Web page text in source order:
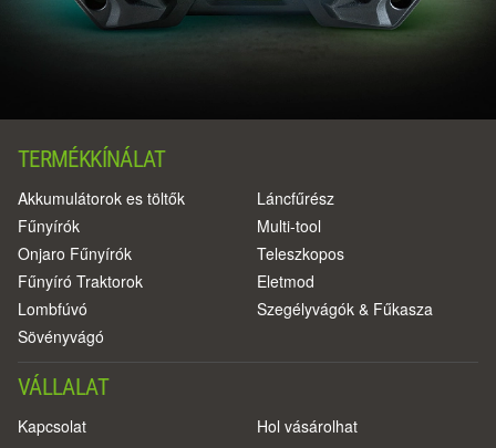
TERMÉKKÍNÁLAT
Akkumulátorok es töltők
Fűnyírók
Onjaro Fűnyírók
Fűnyíró Traktorok
Lombfúvó
Sövényvágó
Láncfűrész
Multi-tool
Teleszkopos
Eletmod
Szegélyvágók & Fűkasza
VÁLLALAT
Kapcsolat
Hol vásárolhat